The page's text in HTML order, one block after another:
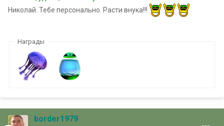
Николай. Тебе персонально. Расти внука!!!
Награды
border1979